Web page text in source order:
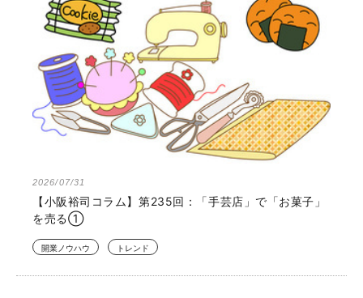
2026/07/31
【小阪裕司コラム】第235回：「手芸店」で「お菓子」
を売る①
開業ノウハウ トレンド